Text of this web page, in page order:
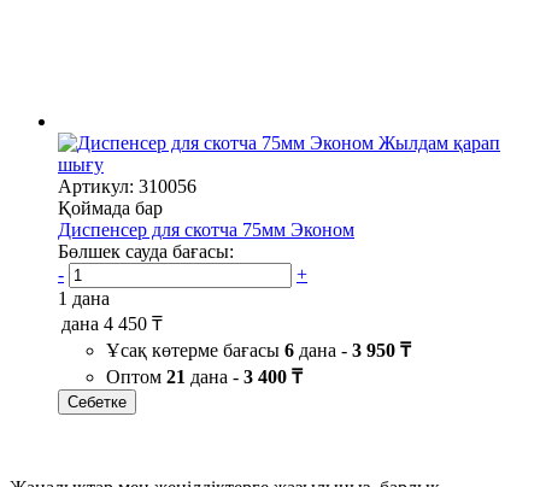
Жылдам қарап
шығу
Артикул: 310056
Қоймада бар
Диспенсер для скотча 75мм Эконом
Бөлшек сауда бағасы:
-
+
1 дана
дана 4 450 ₸
Ұсақ көтерме бағасы 6 дана - 3 950 ₸
Оптом 21 дана - 3 400 ₸
Себетке